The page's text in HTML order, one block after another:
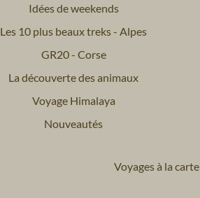
Idées de weekends
Les 10 plus beaux treks - Alpes
GR20 - Corse
La découverte des animaux
Voyage Himalaya
Nouveautés
Voyages à la carte